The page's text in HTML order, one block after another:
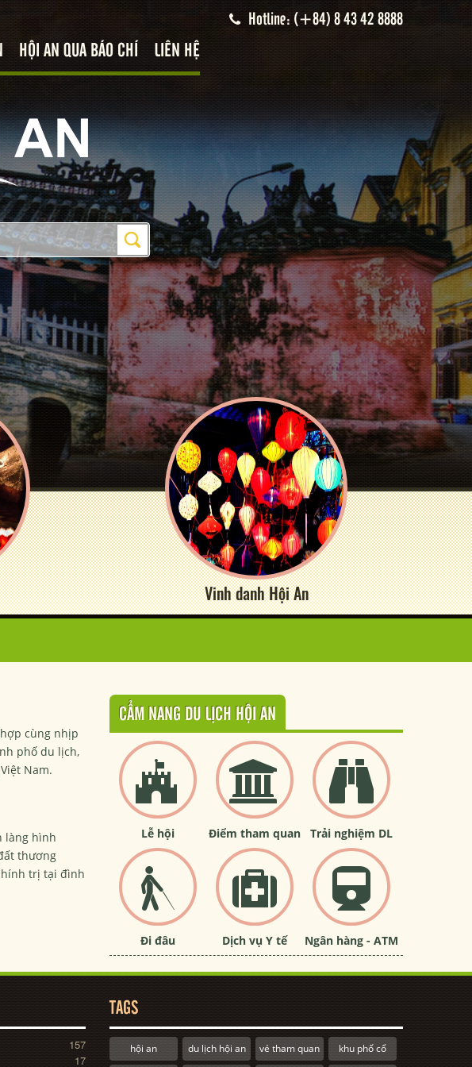
Hotline: (+84) 8 43 42 8888
HỘI AN QUA BÁO CHÍ LIÊN HỆ
Vinh danh Hội An
cùng nhịp
phố du lịch,
Nam.
làng hình
thương
trị tại đình
CẨM NANG DU LỊCH HỘI AN
Lễ hội Điểm tham quan Trải nghiệm DL
Đi đâu Dịch vụ Y tế Ngân hàng - ATM
157
17
TAGS
hội an du lịch hội an vé tham quan khu phố cổ